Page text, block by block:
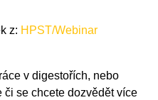
z: HPST/Webinar
v digestořích, nebo
či se chcete dozvědět více